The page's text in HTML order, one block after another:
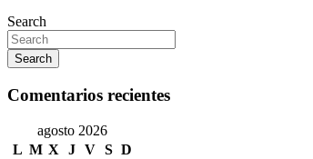
Search
Search
Comentarios recientes
agosto 2026
L M X J V S D